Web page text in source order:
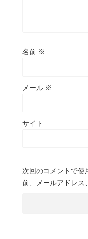
名前 ※
メール ※
サイト
次回のコメントで使
前、メールアドレス